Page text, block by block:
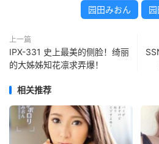
园田みおん
上一篇
IPX-331 史上最美的侧脸！绮丽
的大姊姊知花凛求弄爆！
相关推荐